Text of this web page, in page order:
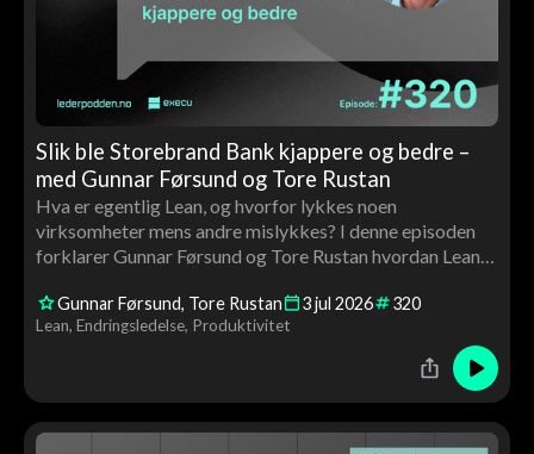
Slik ble Storebrand Bank kjappere og bedre –
med Gunnar Førsund og Tore Rustan
Hva er egentlig Lean, og hvorfor lykkes noen
virksomheter mens andre mislykkes? I denne episoden
forklarer Gunnar Førsund og Tore Rustan hvordan Lean
verdiskaping gjennom medarbeiderinvolvering, ledelse
og kontinuerlig forbedring.
Gunnar Førsund Tore Rustan 3jul 2026 320
Lean Endringsledelse Produktivitet